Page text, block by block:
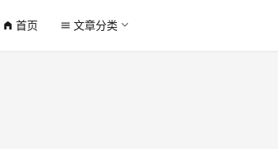
home_filled 首页 menu 文章分类